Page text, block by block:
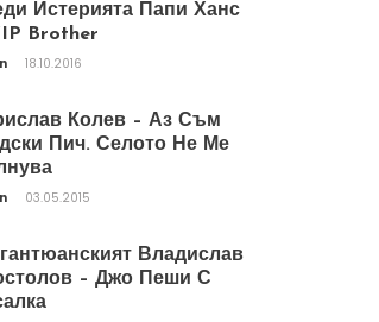
Истерията Папи Ханс
Brother
18.10.2016
Колев – Аз Съм
Пич. Селото Не Ме
03.05.2015
Владислав
– Джо Пеши С